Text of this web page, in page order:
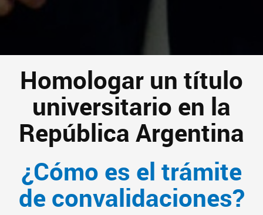
Homologar un título
universitario en la
República Argentina
¿Cómo es el trámite
de convalidaciones?